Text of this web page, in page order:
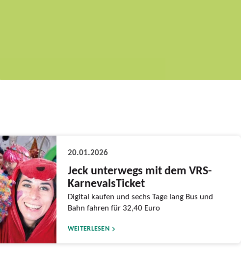
20.01.2026
Jeck unterwegs mit dem VRS-
KarnevalsTicket
Digital kaufen und sechs Tage lang Bus und
Bahn fahren für 32,40 Euro
WEITERLESEN